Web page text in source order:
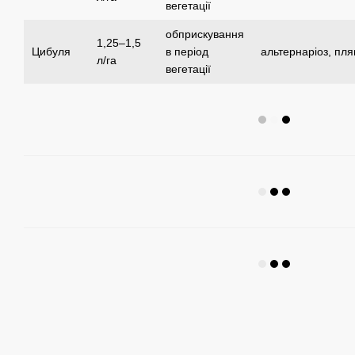
вегетації
Цибуля
1,25–1,5
л/га
обприскування
в період
вегетації
альтернаріоз,